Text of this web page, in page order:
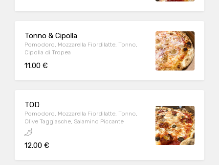
Tonno & Cipolla
Pomodoro, Mozzarella Fiordilatte, Tonno,
Cipolla di Tropea
11.00 €
TOD
Pomodoro, Mozzarella Fiordilatte, Tonno,
Olive Taggiasche, Salamino Piccante
12.00 €